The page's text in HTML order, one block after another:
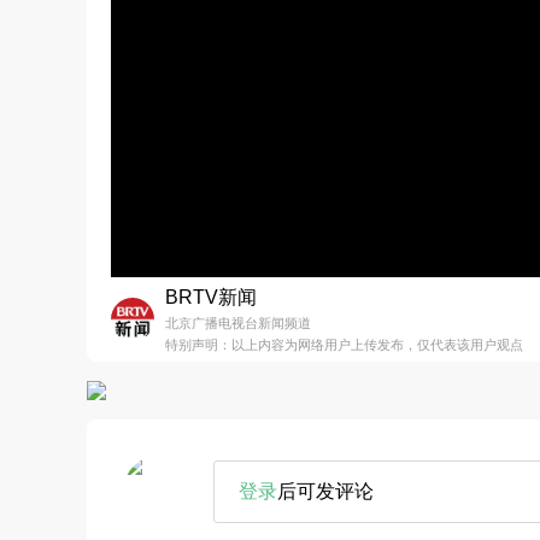
BRTV新闻
北京广播电视台新闻频道
特别声明：以上内容为网络用户上传发布，仅代表该用户观点
登录后可发评论